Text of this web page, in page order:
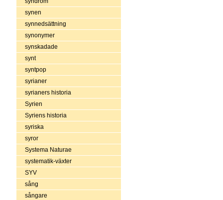
synen
synnedsättning
synonymer
synskadade
synt
syntpop
syrianer
syrianers historia
Syrien
Syriens historia
syriska
syror
Systema Naturae
systematik-växter
SYV
sång
sångare